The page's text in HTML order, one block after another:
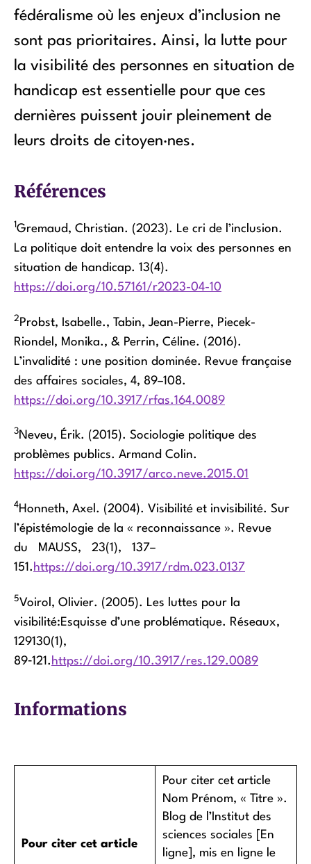
fédéralisme où les enjeux d’inclusion ne
sont pas prioritaires. Ainsi, la lutte pour
la visibilité des personnes en situation de
handicap est essentielle pour que ces
dernières puissent jouir pleinement de
leurs droits de citoyen·nes.
Références
1Gremaud, Christian. (2023). Le cri de l’inclusion.
La politique doit entendre la voix des personnes en
situation de handicap. 13(4).
https://doi.org/10.57161/r2023-04-10
2 Probst, Isabelle., Tabin, Jean-Pierre, Piecek-
Riondel, Monika., & Perrin, Céline. (2016).
L’invalidité : une position dominée. Revue française
des affaires sociales, 4, 89–108.
https://doi.org/10.3917/rfas.164.0089
3Neveu, Érik. (2015). Sociologie politique des
problèmes publics. Armand Colin.
https://doi.org/10.3917/arco.neve.2015.01
4Honneth, Axel. (2004). Visibilité et invisibilité. Sur
l’épistémologie de la « reconnaissance ». Revue
du MAUSS, 23(1), 137–
151. https://doi.org/10.3917/rdm.023.0137
5Voirol, Olivier. (2005). Les luttes pour la
visibilité:Esquisse d’une problématique. Réseaux,
129130(1),
89‑121. https://doi.org/10.3917/res.129.0089
Informations
Pour citer cet article
Pour citer cet article
Nom Prénom, « Titre ».
Blog de l’Institut des
sciences sociales [En
ligne], mis en ligne le